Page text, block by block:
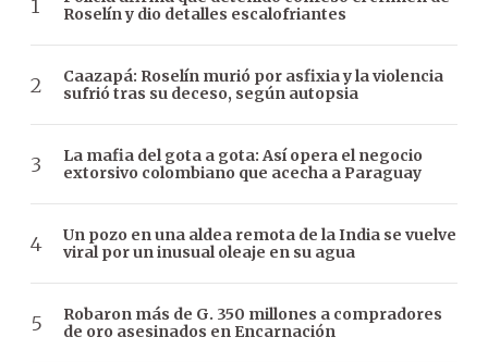
Roselín y dio detalles escalofriantes
Caazapá: Roselín murió por asfixia y la violencia
sufrió tras su deceso, según autopsia
La mafia del gota a gota: Así opera el negocio
extorsivo colombiano que acecha a Paraguay
Un pozo en una aldea remota de la India se vuelve
viral por un inusual oleaje en su agua
Robaron más de G. 350 millones a compradores
de oro asesinados en Encarnación